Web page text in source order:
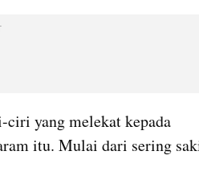
ciri yang melekat kepada
itu. Mulai dari sering